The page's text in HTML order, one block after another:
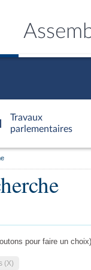
Travaux
parlementaires
pour faire un choix)
(X)